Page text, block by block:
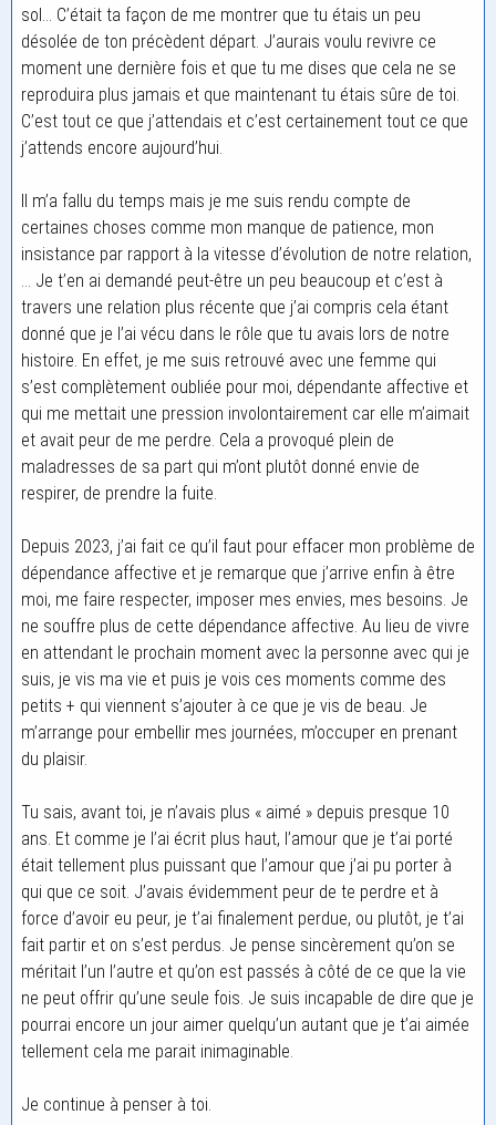
sol… C’était ta façon de me montrer que tu étais un peu
désolée de ton précèdent départ. J’aurais voulu revivre ce
moment une dernière fois et que tu me dises que cela ne se
reproduira plus jamais et que maintenant tu étais sûre de toi.
C’est tout ce que j’attendais et c’est certainement tout ce que
j’attends encore aujourd’hui.
Il m’a fallu du temps mais je me suis rendu compte de
certaines choses comme mon manque de patience, mon
insistance par rapport à la vitesse d’évolution de notre relation,
… Je t’en ai demandé peut-être un peu beaucoup et c’est à
travers une relation plus récente que j’ai compris cela étant
donné que je l’ai vécu dans le rôle que tu avais lors de notre
histoire. En effet, je me suis retrouvé avec une femme qui
s’est complètement oubliée pour moi, dépendante affective et
qui me mettait une pression involontairement car elle m’aimait
et avait peur de me perdre. Cela a provoqué plein de
maladresses de sa part qui m’ont plutôt donné envie de
respirer, de prendre la fuite.
Depuis 2023, j’ai fait ce qu’il faut pour effacer mon problème de
dépendance affective et je remarque que j’arrive enfin à être
moi, me faire respecter, imposer mes envies, mes besoins. Je
ne souffre plus de cette dépendance affective. Au lieu de vivre
en attendant le prochain moment avec la personne avec qui je
suis, je vis ma vie et puis je vois ces moments comme des
petits + qui viennent s’ajouter à ce que je vis de beau. Je
m’arrange pour embellir mes journées, m’occuper en prenant
du plaisir.
Tu sais, avant toi, je n’avais plus « aimé » depuis presque 10
ans. Et comme je l’ai écrit plus haut, l’amour que je t’ai porté
était tellement plus puissant que l’amour que j’ai pu porter à
qui que ce soit. J’avais évidemment peur de te perdre et à
force d’avoir eu peur, je t’ai finalement perdue, ou plutôt, je t’ai
fait partir et on s’est perdus. Je pense sincèrement qu’on se
méritait l’un l’autre et qu’on est passés à côté de ce que la vie
ne peut offrir qu’une seule fois. Je suis incapable de dire que je
pourrai encore un jour aimer quelqu’un autant que je t’ai aimée
tellement cela me parait inimaginable.
Je continue à penser à toi.